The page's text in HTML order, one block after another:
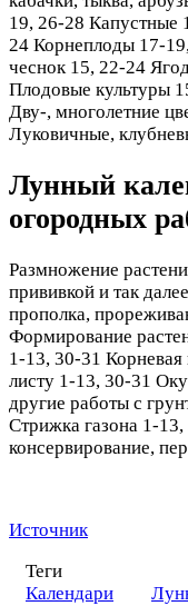
19, 26-28 Капустные
24 Корнеплоды 17-
чеснок 15, 22-24
Плодовые культуры
Дву-, многолетние
Луковичные,
Лунный
огородных
Размножение
прививкой и так
прополка,
Формирование
1-13, 30-31
листу 1-13, 30-31
другие работы с
Стрижка газона 1-
консервирование,
Источник
Теги
Календари